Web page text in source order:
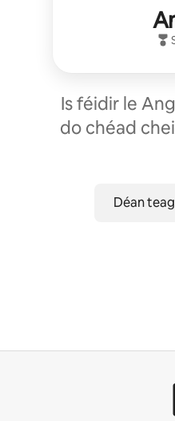
Is féidir le
do chéad
Déan